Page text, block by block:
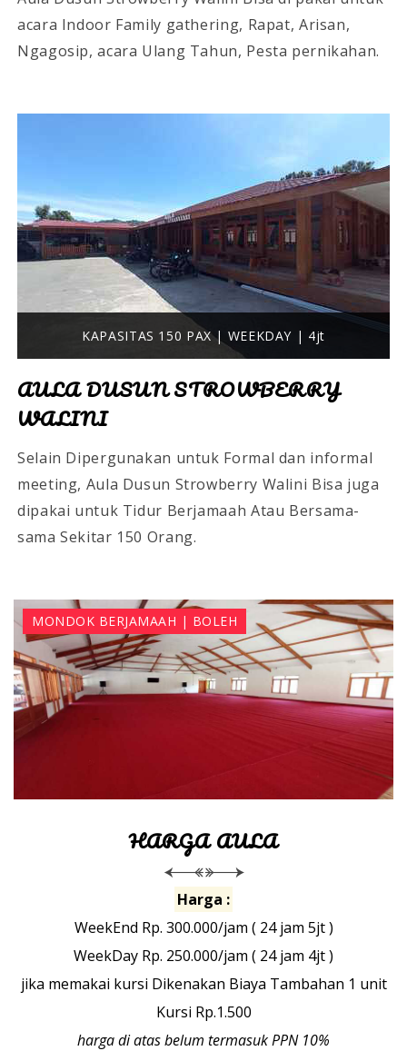
acara Indoor Family gathering, Rapat, Arisan,
Ngagosip, acara Ulang Tahun, Pesta pernikahan.
KAPASITAS 150 PAX | WEEKDAY | 4jt
AULA DUSUN STROWBERRY
WALINI
Selain Dipergunakan untuk Formal dan informal
meeting, Aula Dusun Strowberry Walini Bisa juga
dipakai untuk Tidur Berjamaah Atau Bersama-
sama Sekitar 150 Orang.
MONDOK BERJAMAAH | BOLEH
HARGA AULA
Harga :
WeekEnd Rp. 300.000/jam ( 24 jam 5jt )
WeekDay Rp. 250.000/jam ( 24 jam 4jt )
jika memakai kursi Dikenakan Biaya Tambahan 1 unit
Kursi Rp.1.500
harga di atas belum termasuk PPN 10%